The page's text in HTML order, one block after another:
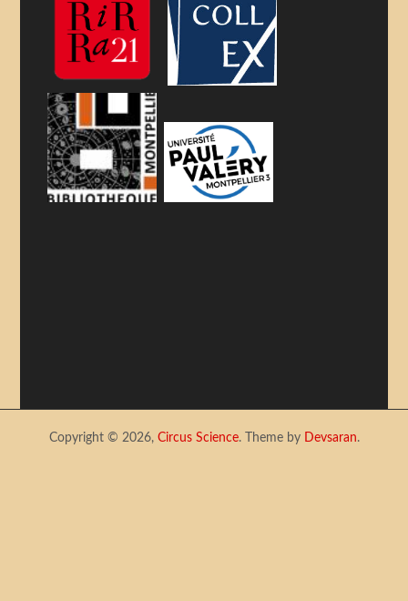
Copyright © 2026, Circus Science. Theme by Devsaran.